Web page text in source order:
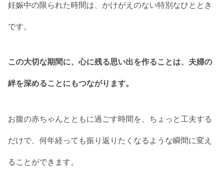
妊娠中の限られた時間は、かけがえのない特別なひととき
です。
この大切な期間に、心に残る思い出を作ることは、夫婦の
絆を深めることにもつながります。
お腹の赤ちゃんとともに過ごす時間を、ちょっと工夫する
だけで、何年経っても振り返りたくなるような瞬間に変え
ることができます。